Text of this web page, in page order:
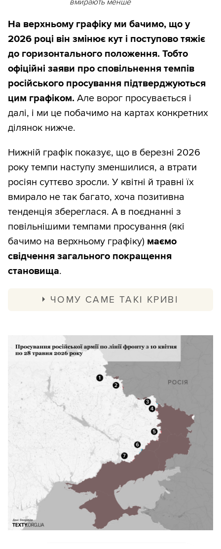
На верхньому графіку ми бачимо, що у
2026 році він змінює кут і поступово тяжіє
до горизонтального положення. Тобто
офіційні заяви про сповільнення темпів
російського просування підтверджуються
цим графіком. Але ворог просувається і
далі, і ми це побачимо на картах конкретних
ділянок нижче.
Нижній графік показує, що в березні 2026
року темпи наступу зменшилися, а втрати
росіян суттєво зросли. У квітні й травні їх
вмирало не так багато, хоча позитивна
тенденція збереглася. А в поєднанні з
повільнішими темпами просування (які
бачимо на верхньому графіку) маємо
свідчення загального покращення
становища.
ЧОМУ САМЕ ТАКІ КРИВІ
ворога регулярно протягом кількох
останніх років. Після минулої публікації
нас прийшло багато критиків, а після
цього ще більше хейтерів. Тому
пояснюємо, чому ми обрали саме такий
тип графіка.
Нам закидають, що «не можна
порівнювати два графіки — на верхньому
накопичення, на нижньому дані
потижнево». Ми вважаємо, що насправді
можна, якщо говорити не про абсолютні
числа верхньої кривої, а про НАХИЛ лінії.
Отже, ми дивимося на темп захоплення